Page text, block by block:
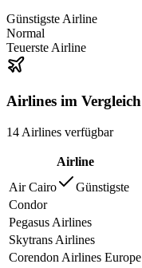
Günstigste Airline
Normal
Teuerste Airline
Airlines im Vergleich
14 Airlines verfügbar
Airline
Air Cairo
Günstigste
Condor
Pegasus Airlines
Skytrans Airlines
Corendon Airlines Europe